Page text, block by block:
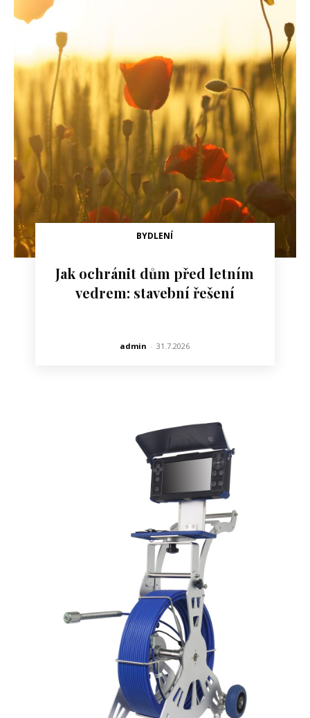
BYDLENÍ
Jak ochránit dům před letním
vedrem: stavební řešení
admin - 31.7.2026